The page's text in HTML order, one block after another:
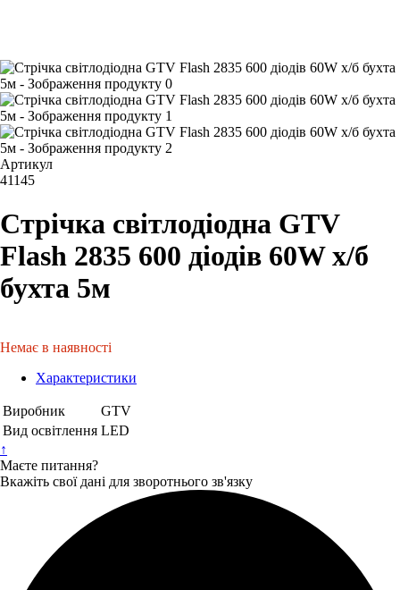
Артикул
41145
Стрічка світлодіодна GTV
Flash 2835 600 діодів 60W х/б
бухта 5м
Немає в наявності
Характеристики
Виробник
GTV
Вид освітлення LED
↑
Маєте питання?
Вкажіть свої дані для зворотнього зв'язку